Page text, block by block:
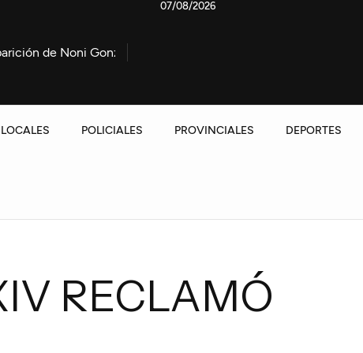
González
07/08/2026
LOCALES POLICIALES PROVINCIALES DEPORTES
RECLAMÓ